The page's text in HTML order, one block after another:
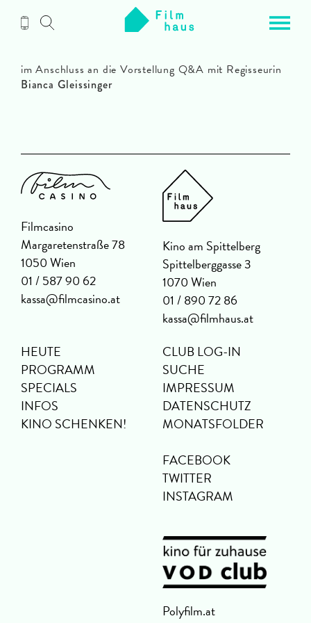
Inhalt
im Anschluss an die Vorstellung Q&A mit Regisseurin
Bianca Gleissinger
Filmcasino
Margaretenstraße 78
1050 Wien
01 / 587 90 62
kassa@filmcasino.at
Kino am Spittelberg
Spittelberggasse 3
1070 Wien
01 / 890 72 86
kassa@filmhaus.at
HEUTE
PROGRAMM
SPECIALS
INFOS
KINO SCHENKEN!
CLUB LOG-IN
SUCHE
IMPRESSUM
DATENSCHUTZ
MONATSFOLDER
FACEBOOK
TWITTER
INSTAGRAM
Polyfilm.at